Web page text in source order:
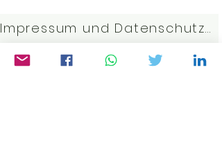
Impressum und Datenschutzerklärung
Kontakt: j.bott@gmx.net